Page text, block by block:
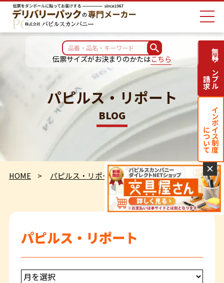
伝票サイズがお決まりのかたはこちら
パピルス・リポート
BLOG
HOME パピルス・リポート 新製品のご案内
パピルス・リポート
無料サンプル
請求
インボイス制度
について
✕